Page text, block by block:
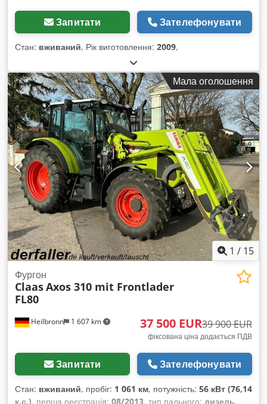
Запитати Зателефонувати
Стан: вживаний, Рік виготовлення: 2009,
Мала оголошення
1 / 15
Heilbronn 1 607 km
Фургон
ClaasAxos 310 mit Frontlader
FL80
37 500 EUR39 900 EUR
фіксована ціна додається ПДВ
Запитати Зателефонувати
Стан: вживаний, пробіг: 1 061 км, потужність: 56 кВт (76,14
к.с.), перша реєстрація: 08/2013, тип пального: дизель,